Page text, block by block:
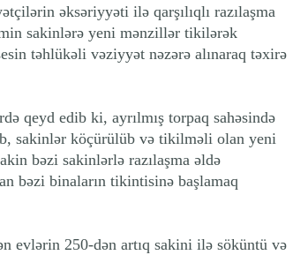
əksəriyyəti ilə qarşılıqlı razılaşma
sakinlərə yeni mənzillər tikilərək
təhlükəli vəziyyət nəzərə alınaraq təxirə
qeyd edib ki, ayrılmış torpaq sahəsində
sakinlər köçürülüb və tikilməli olan yeni
bəzi sakinlərlə razılaşma əldə
bəzi binaların tikintisinə başlamaq
evlərin 250-dən artıq sakini ilə söküntü və